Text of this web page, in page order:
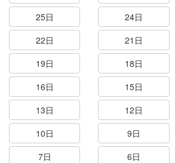
25日
24日
22日
21日
19日
18日
16日
15日
13日
12日
10日
9日
7日
6日